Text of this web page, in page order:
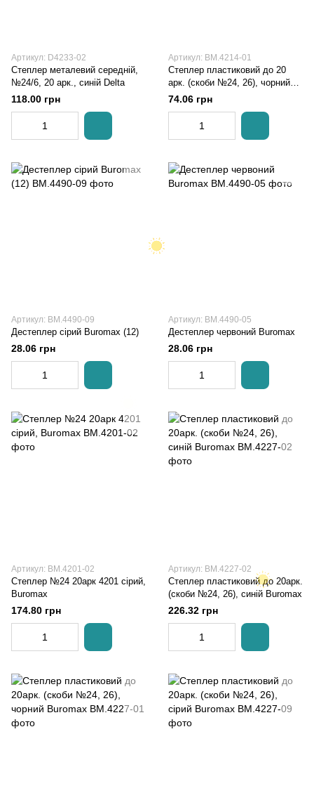
Артикул: D4233-02
Степлер металевий середній,
№24/6, 20 арк., синій Delta
118.00 грн
Артикул: BM.4214-01
Степлер пластиковий до 20
арк. (скоби №24, 26), чорний
Buromax
74.06 грн
Артикул: BM.4490-09
Дестеплер сірий Buromax (12)
28.06 грн
Артикул: BM.4490-05
Дестеплер червоний Buromax
28.06 грн
Артикул: BM.4201-02
Степлер №24 20арк 4201 сірий,
Buromax
174.80 грн
Артикул: BM.4227-02
Степлер пластиковий до 20арк.
(скоби №24, 26), синій Buromax
226.32 грн